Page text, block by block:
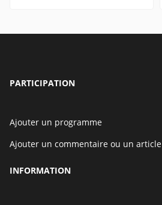
PARTICIPATION
Ajouter un programme
Ajouter un commentaire ou un article
INFORMATION